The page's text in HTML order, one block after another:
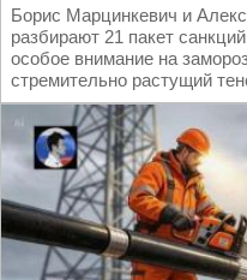
Борис Марцинкевич и
разбирают 21 пакет
особое внимание на
стремительно растущий